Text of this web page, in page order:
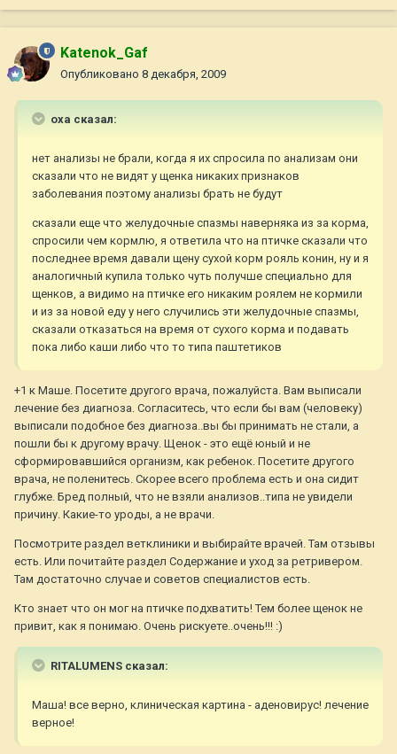
Katenok_Gaf
Опубликовано 8 декабря, 2009
oxa сказал:
нет анализы не брали, когда я их спросила по анализам они
сказали что не видят у щенка никаких признаков
заболевания поэтому анализы брать не будут
сказали еще что желудочные спазмы наверняка из за корма,
спросили чем кормлю, я ответила что на птичке сказали что
последнее время давали щену сухой корм рояль конин, ну и я
аналогичный купила только чуть получше специально для
щенков, а видимо на птичке его никаким роялем не кормили
и из за новой еду у него случились эти желудочные спазмы,
сказали отказаться на время от сухого корма и подавать
пока либо каши либо что то типа паштетиков
+1 к Маше. Посетите другого врача, пожалуйста. Вам выписали
лечение без диагноза. Согласитесь, что если бы вам (человеку)
выписали подобное без диагноза..вы бы принимать не стали, а
пошли бы к другому врачу. Щенок - это ещё юный и не
сформировавшийся организм, как ребенок. Посетите другого
врача, не поленитесь. Скорее всего проблема есть и она сидит
глубже. Бред полный, что не взяли анализов..типа не увидели
причину. Какие-то уроды, а не врачи.
Посмотрите раздел ветклиники и выбирайте врачей. Там отзывы
есть. Или почитайте раздел Содержание и уход за ретривером.
Там достаточно случае и советов специалистов есть.
Кто знает что он мог на птичке подхватить! Тем более щенок не
привит, как я понимаю. Очень рискуете..очень!!! :)
RITALUMENS сказал:
Маша! все верно, клиническая картина - аденовирус! лечение
верное!